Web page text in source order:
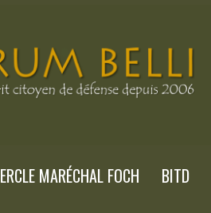
MARÉCHAL FOCH BITD